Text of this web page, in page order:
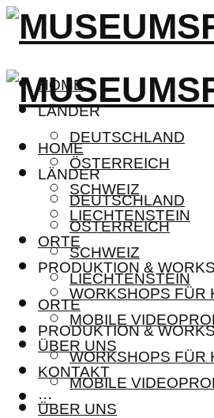
HOME
LÄNDER
DEUTSCHLAND
ÖSTERREICH
SCHWEIZ
LIECHTENSTEIN
ORTE
PRODUKTION &
WORKSHOPS FÜR
MOBILE
ÜBER UNS
KONTAKT
···
HOME
LÄNDER
DEUTSCHLAND
ÖSTERREICH
SCHWEIZ
LIECHTENSTEIN
ORTE
PRODUKTION &
WORKSHOPS FÜR
MOBILE
ÜBER UNS